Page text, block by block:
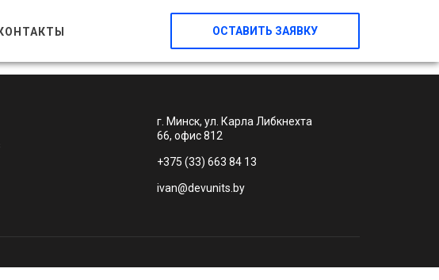
КОНТАКТЫ ОСТАВИТЬ ЗАЯВКУ
г. Минск, ул. Карла Либкнехта
66, офис 812
+375 (33) 663 84 13
ivan@devunits.by